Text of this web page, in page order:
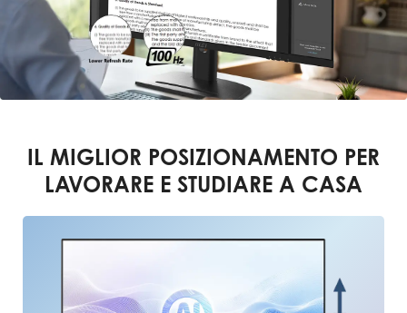
IL MIGLIOR POSIZIONAMENTO PER
LAVORARE E STUDIARE A CASA